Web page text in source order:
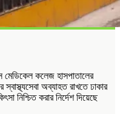
মেডিকেল কলেজ হাসপাতালের
স্বাস্থ্যসেবা অব্যাহত রাখতে ঢাকার
নিশ্চিত করার নির্দেশ দিয়েছে